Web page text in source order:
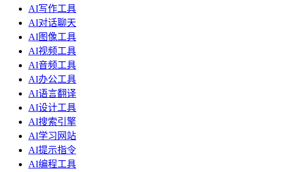
AI写作工具
AI对话聊天
AI图像工具
AI视频工具
AI音频工具
AI办公工具
AI语言翻译
AI设计工具
AI搜索引擎
AI学习网站
AI提示指令
AI编程工具